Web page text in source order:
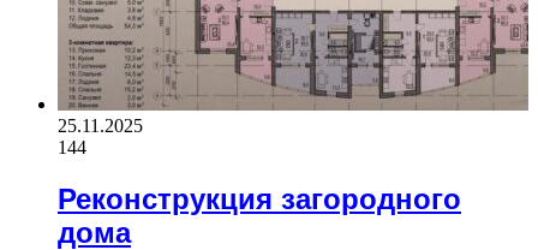
25.11.2025
144
Реконструкция загородного
дома